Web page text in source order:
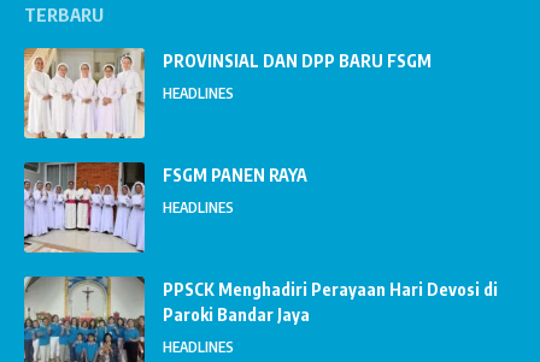
TERBARU
PROVINSIAL DAN DPP BARU FSGM
HEADLINES
FSGM PANEN RAYA
HEADLINES
PPSCK Menghadiri Perayaan Hari Devosi di
Paroki Bandar Jaya
HEADLINES